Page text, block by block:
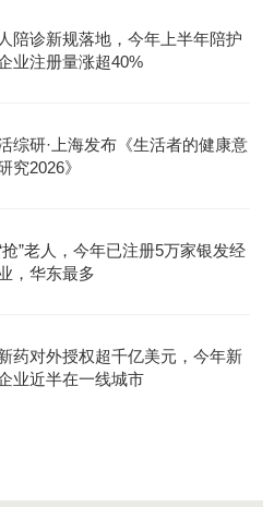
陪诊新规落地，今年上半年陪护
业注册量涨超40%
综研·上海发布《生活者的健康意
究2026》
抢”老人，今年已注册5万家银发经
，华东最多
药对外授权超千亿美元，今年新
业近半在一线城市